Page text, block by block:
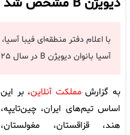
دیویژن B مشخص شد
آسیا بانوان دیویژن B در سال ۲۰۲۵ مشخص شدند.
به گزارشمملکت آنلاین، بر این
اساس تیم‌های ایران، چین‌تایپه،
هند، قزاقستان، مغولستان،